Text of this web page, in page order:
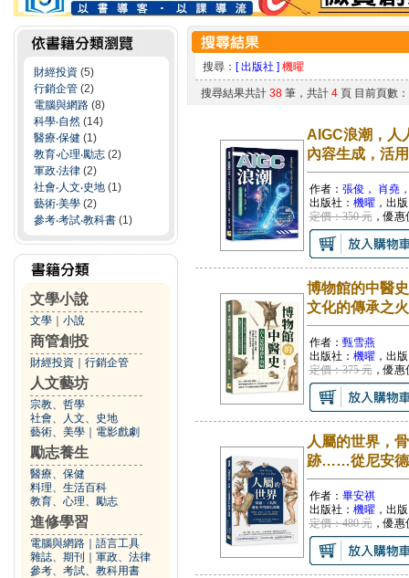
財經投資 (5)
行銷企管 (2)
電腦與網路 (8)
科學‧自然 (14)
醫療‧保健 (1)
教育‧心理‧勵志 (2)
軍政‧法律 (2)
社會‧人文‧史地 (1)
藝術‧美學 (2)
參考‧考試‧教科書 (1)
文學小說
文學 小說
商管創投
財經投資 行銷企管
人文藝坊
宗教、哲學
社會、人文、史地
藝術、美學
電影戲劇
勵志養生
醫療、保健
料理、生活百科
教育、心理、勵志
進修學習
電腦與網路
語言工具
雜誌、期刊
軍政、法律
參考、考試、教科用書
搜尋： [ 出版社 ] 機曜
搜尋結果共計 38筆，共計 4頁 目前頁數
AIGC浪潮，人
內容生成，活
作者： 張俊， 肖堯
出版社： 機曜，出
定價：350 元，優惠
博物館的中醫
文化的傳承之
作者： 甄雪燕
出版社： 機曜，出
定價：375 元，優惠
人屬的世界，
跡……從尼安德
作者： 畢安祺
出版社： 機曜，出
定價：480 元，優惠